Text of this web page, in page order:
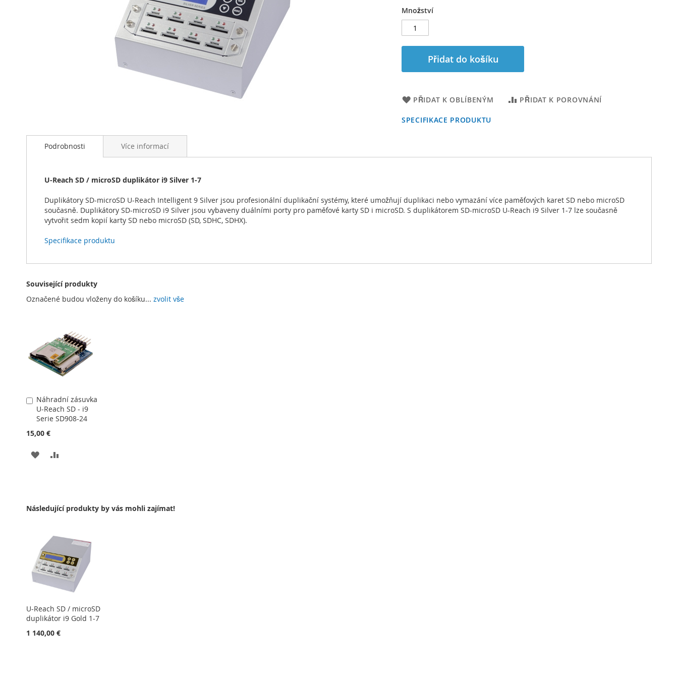
Množství
Přidat do košíku
PŘIDAT K OBLÍBENÝM PŘIDAT K POROVNÁNÍ
SPECIFIKACE PRODUKTU
na
začátek
obrázky
Podrobnosti
U-Reach SD / microSD duplikátor i9 Silver 1-7
Duplikátory SD-microSD U-Reach Intelligent 9 Silver jsou profesionální duplikační systémy, které umožňují duplikaci nebo vymazání více paměťových karet SD nebo microSD
současně. Duplikátory SD-microSD i9 Silver jsou vybaveny duálními porty pro paměťové karty SD i microSD. S duplikátorem SD-microSD U-Reach i9 Silver 1-7 lze současně
vytvořit sedm kopií karty SD nebo microSD (SD, SDHC, SDHX).
Specifikace produktu
Více informací
Související produkty
Označené budou vloženy do košíku... zvolit vše
Náhradní zásuvka
U-Reach SD - i9
Serie SD908-24
15,00 €
Přidat
do
košíku
PŘIDAT
Následující produkty by vás mohli zajímat!
U-Reach SD / microSD
duplikátor i9 Gold 1-7
1 140,00 €